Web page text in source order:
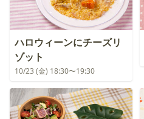
ハロウィーンにチーズリ
ゾット
10/23 (金) 18:30〜19:30